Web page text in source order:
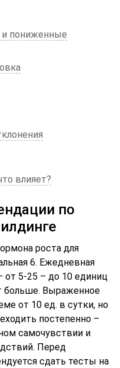
пониженные
влияет?
по
роста для
6. Ежедневная
от 5-25 – до 10 единиц
больше. Выраженное
от 10 ед. в сутки, но
постепенно –
самочувствии и
Перед
сдать тесты на